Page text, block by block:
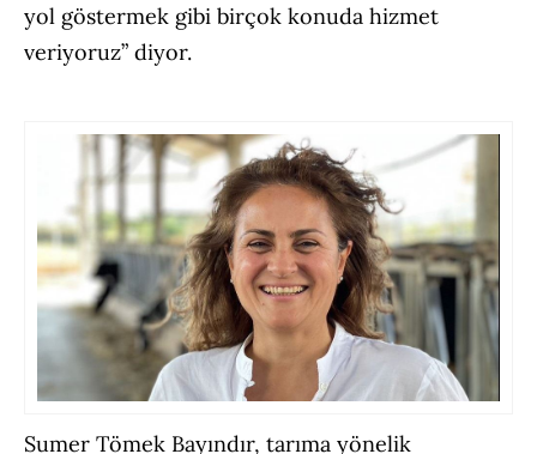
yol göstermek gibi birçok konuda hizmet
veriyoruz” diyor.
Sumer Tömek Bayındır, tarıma yönelik